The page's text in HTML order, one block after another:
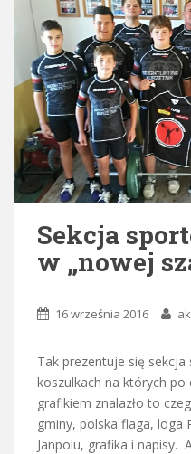
Sekcja
w „nowej
16 września 2016 ak
Tak prezentuje się
koszulkach na których po
grafikiem znalazło to
gminy, polska flaga, loga
Janpolu, grafika i napisy.